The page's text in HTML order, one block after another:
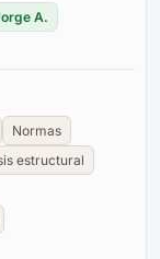
A.
Normas
estructural